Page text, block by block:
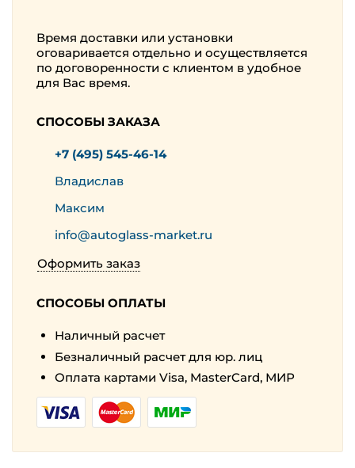
Время доставки или установки
оговаривается отдельно и осуществляется
по договоренности с клиентом в удобное
для Вас время.
СПОСОБЫ ЗАКАЗА
+7 (495) 545-46-14
Владислав
Максим
info@autoglass-market.ru
Оформить заказ
СПОСОБЫ ОПЛАТЫ
Наличный расчет
Безналичный расчет для юр. лиц
Оплата картами Visa, MasterCard, МИР